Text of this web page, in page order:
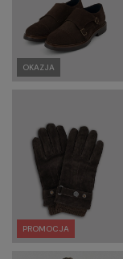
OKAZJA
PROMOCJA